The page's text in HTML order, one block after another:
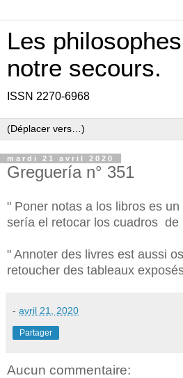
Les
notre secours.
ISSN 2270-6968
mardi 21 avril 2020
Greguería n° 351
" Poner notas a los libros es
sería el retocar los cuadros de
" Annoter des livres est aussi
retoucher des tableaux
- avril 21, 2020
Partager
Aucun commentaire: